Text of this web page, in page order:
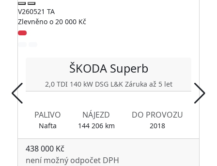
V260521 TA
Zlevněno o 20 000 Kč
ŠKODASuperb
2,0 TDI 140 kW DSG L&K Záruka až 5 let
PALIVO
Nafta
NÁJEZD
144 206 km
DO PROVOZU
2018
438 000 Kč
není možný odpočet DPH